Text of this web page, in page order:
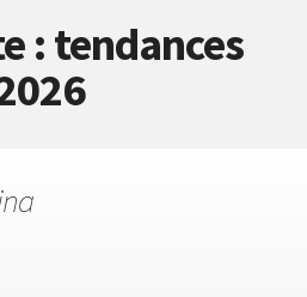
: tendances